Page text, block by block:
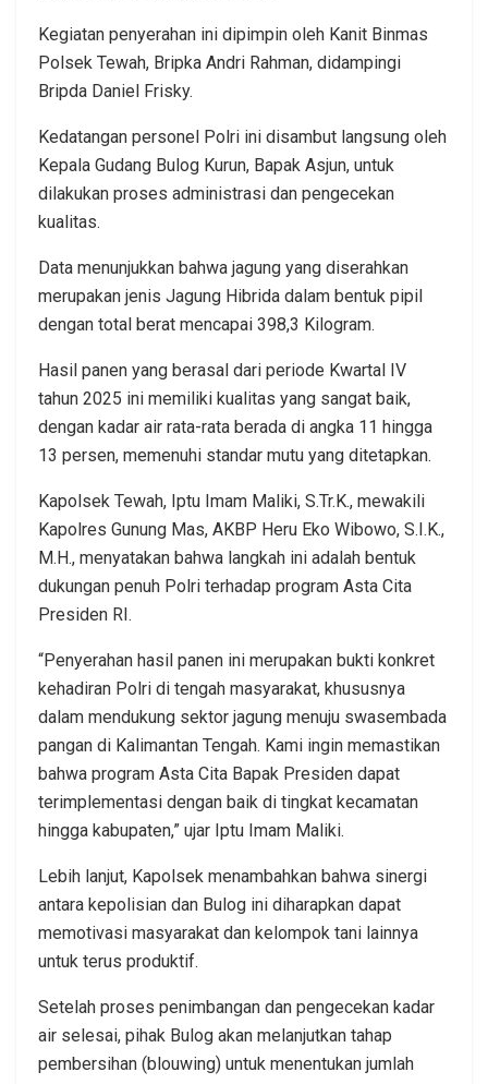
Kegiatan penyerahan ini dipimpin oleh Kanit Binmas
Polsek Tewah, Bripka Andri Rahman, didampingi
Bripda Daniel Frisky.
Kedatangan personel Polri ini disambut langsung oleh
Kepala Gudang Bulog Kurun, Bapak Asjun, untuk
dilakukan proses administrasi dan pengecekan
kualitas.
Data menunjukkan bahwa jagung yang diserahkan
merupakan jenis Jagung Hibrida dalam bentuk pipil
dengan total berat mencapai 398,3 Kilogram.
Hasil panen yang berasal dari periode Kwartal IV
tahun 2025 ini memiliki kualitas yang sangat baik,
dengan kadar air rata-rata berada di angka 11 hingga
13 persen, memenuhi standar mutu yang ditetapkan.
Kapolsek Tewah, Iptu Imam Maliki, S.Tr.K., mewakili
Kapolres Gunung Mas, AKBP Heru Eko Wibowo, S.I.K.,
M.H., menyatakan bahwa langkah ini adalah bentuk
dukungan penuh Polri terhadap program Asta Cita
Presiden RI.
“Penyerahan hasil panen ini merupakan bukti konkret
kehadiran Polri di tengah masyarakat, khususnya
dalam mendukung sektor jagung menuju swasembada
pangan di Kalimantan Tengah. Kami ingin memastikan
bahwa program Asta Cita Bapak Presiden dapat
terimplementasi dengan baik di tingkat kecamatan
hingga kabupaten,” ujar Iptu Imam Maliki.
Lebih lanjut, Kapolsek menambahkan bahwa sinergi
antara kepolisian dan Bulog ini diharapkan dapat
memotivasi masyarakat dan kelompok tani lainnya
untuk terus produktif.
Setelah proses penimbangan dan pengecekan kadar
air selesai, pihak Bulog akan melanjutkan tahap
pembersihan (blouwing) untuk menentukan jumlah